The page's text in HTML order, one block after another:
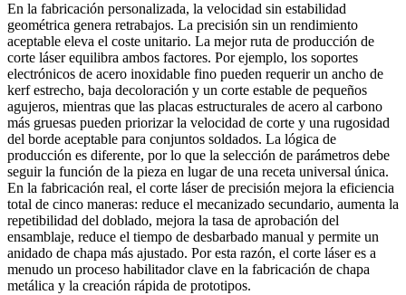
En la fabricación personalizada, la velocidad sin estabilidad
geométrica genera retrabajos. La precisión sin un rendimiento
aceptable eleva el coste unitario. La mejor ruta de producción de
corte láser equilibra ambos factores. Por ejemplo, los soportes
electrónicos de acero inoxidable fino pueden requerir un ancho de
kerf estrecho, baja decoloración y un corte estable de pequeños
agujeros, mientras que las placas estructurales de acero al carbono
más gruesas pueden priorizar la velocidad de corte y una rugosidad
del borde aceptable para conjuntos soldados. La lógica de
producción es diferente, por lo que la selección de parámetros debe
seguir la función de la pieza en lugar de una receta universal única.
En la fabricación real, el corte láser de precisión mejora la eficiencia
total de cinco maneras: reduce el mecanizado secundario, aumenta la
repetibilidad del doblado, mejora la tasa de aprobación del
ensamblaje, reduce el tiempo de desbarbado manual y permite un
anidado de chapa más ajustado. Por esta razón, el corte láser es a
menudo un proceso habilitador clave en la fabricación de chapa
metálica y la creación rápida de prototipos.